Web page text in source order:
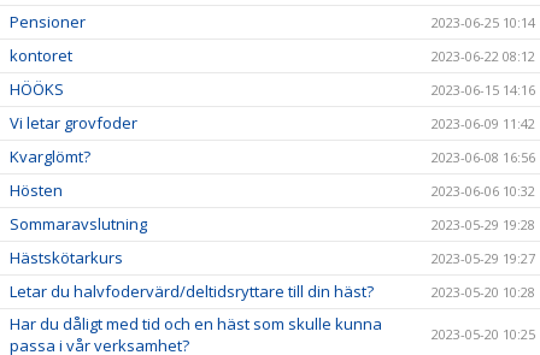
Pensioner 2023-06-25 10:14
kontoret 2023-06-22 08:12
HÖÖKS 2023-06-15 14:16
Vi letar grovfoder 2023-06-09 11:42
Kvarglömt? 2023-06-08 16:56
Hösten 2023-06-06 10:32
Sommaravslutning 2023-05-29 19:28
Hästskötarkurs 2023-05-29 19:27
Letar du halvfodervärd/deltidsryttare till din häst? 2023-05-20 10:28
Har du dåligt med tid och en häst som skulle kunna
passa i vår verksamhet?
2023-05-20 10:25